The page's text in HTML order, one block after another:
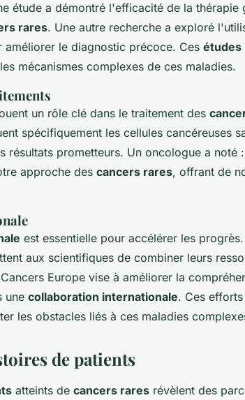
étude a démontré l'efficacité de la thérapie
rares. Une autre recherche a exploré
le diagnostic précoce. Ces études
mécanismes complexes de ces maladies.
un rôle clé dans le traitement des
spécifiquement les cellules cancéreuses
résultats prometteurs. Un oncologue a noté
approche des cancers rares, offrant de
est essentielle pour accélérer les
aux scientifiques de combiner leurs
Europe vise à améliorer la
une collaboration internationale. Ces
les obstacles liés à ces maladies
de patients
atteints de cancers rares révèlent des